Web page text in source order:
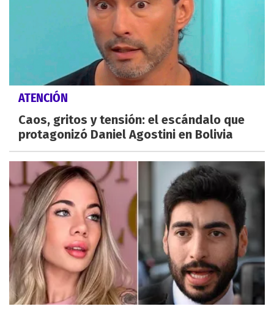
ATENCIÓN
Caos, gritos y tensión: el escándalo que
protagonizó Daniel Agostini en Bolivia